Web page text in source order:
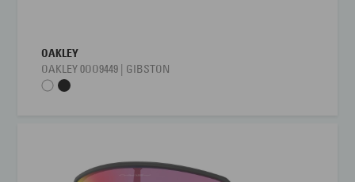
OAKLEY
OAKLEY 0OO9449 | GIBSTON